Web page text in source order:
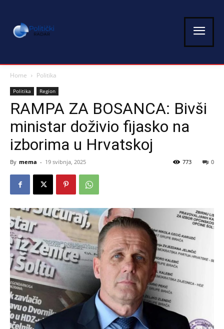
Home Politika
Politika Region
RAMPA ZA BOSANCA: Bivši
ministar doživio fijasko na
izborima u Hrvatskoj
By mema - 19 svibnja, 2025 0
773